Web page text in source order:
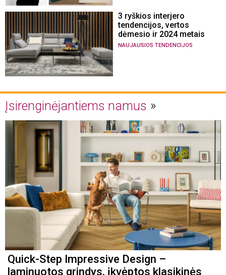
3 ryškios interjero
tendencijos, vertos
dėmesio ir 2024 metais
NAUJAUSIOS TENDENCIJOS
Įsirenginėjantiems namus
Quick-Step Impressive Design –
laminuotos grindys, įkvėptos klasikinės